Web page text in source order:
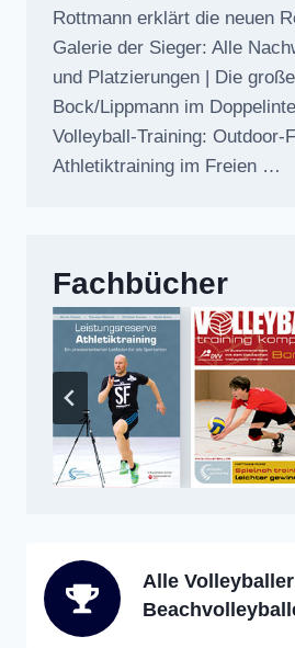
Rottmann erklärt die neuen
Galerie der Sieger: Alle
und Platzierungen | Die
Bock/Lippmann im
Volleyball-Training: Outdoor-
Athletiktraining im Freien …
Fachbücher
Alle